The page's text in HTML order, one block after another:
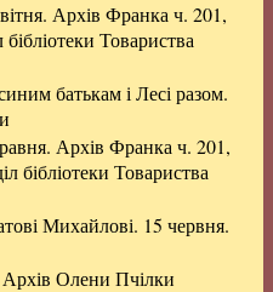
Архів Франка ч. 201,
Товариства
батькам і Лесі разом.
Архів Франка ч. 201,
бібліотеки Товариства
Михайлові. 15 червня.
Олени Пчілки